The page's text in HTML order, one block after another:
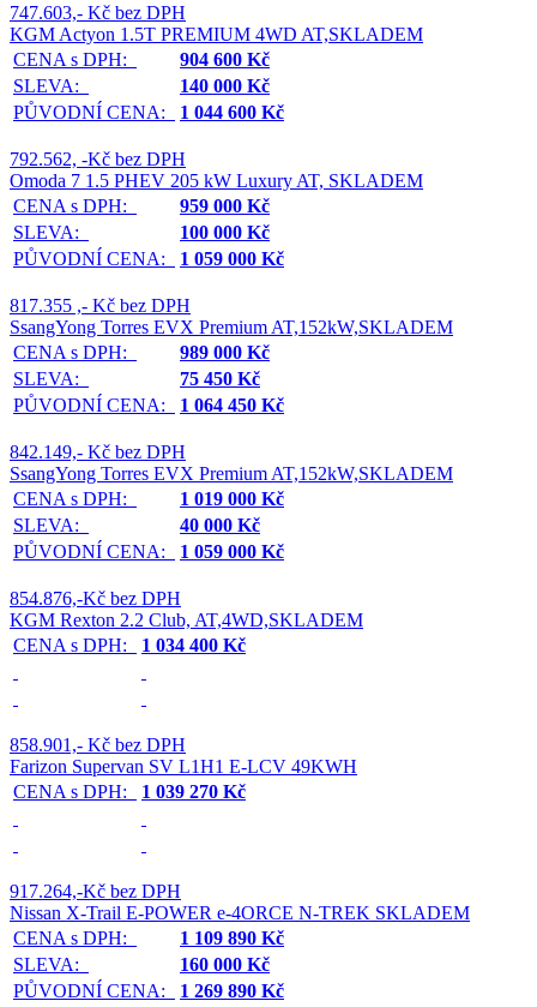
747.603,- Kč bez DPH
KGM Actyon 1.5T PREMIUM 4WD AT,SKLADEM
CENA s DPH:
904 600 Kč
SLEVA:
140 000 Kč
PŮVODNÍ CENA:
1 044 600 Kč
792.562, -Kč bez DPH
Omoda 7 1.5 PHEV 205 kW Luxury AT, SKLADEM
CENA s DPH:
959 000 Kč
SLEVA:
100 000 Kč
PŮVODNÍ CENA:
1 059 000 Kč
817.355 ,- Kč bez DPH
SsangYong Torres EVX Premium AT,152kW,SKLADEM
CENA s DPH:
989 000 Kč
SLEVA:
75 450 Kč
PŮVODNÍ CENA:
1 064 450 Kč
842.149,- Kč bez DPH
SsangYong Torres EVX Premium AT,152kW,SKLADEM
CENA s DPH:
1 019 000 Kč
SLEVA:
40 000 Kč
PŮVODNÍ CENA:
1 059 000 Kč
854.876,-Kč bez DPH
KGM Rexton 2.2 Club, AT,4WD,SKLADEM
CENA s DPH:
1 034 400 Kč
858.901,- Kč bez DPH
Farizon Supervan SV L1H1 E-LCV 49KWH
CENA s DPH:
1 039 270 Kč
917.264,-Kč bez DPH
Nissan X-Trail E-POWER e-4ORCE N-TREK SKLADEM
CENA s DPH:
1 109 890 Kč
SLEVA:
160 000 Kč
PŮVODNÍ CENA:
1 269 890 Kč